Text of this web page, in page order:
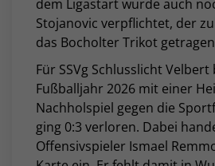
dem Ligastart wurde auch
Stojanovic verpflichtet, der
das Bocholter Trikot
Für SSVg Schlusslicht Velbert
Fußballjahr 2026 mit einer
Nachholspiel gegen die
ging 0:3 verloren. Dabei
Offensivspieler Ismael